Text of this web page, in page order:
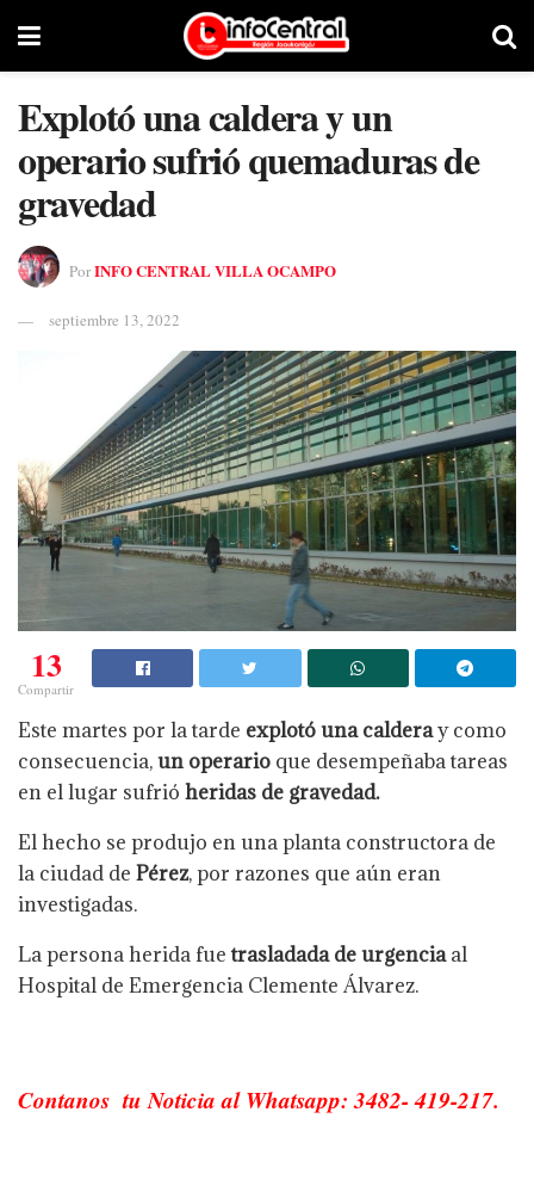
Explotó una caldera y un
operario sufrió quemaduras de
gravedad
PorINFO CENTRAL VILLA OCAMPO
septiembre 13, 2022
13
Compartir
Este martes por la tarde explotó una calderay como
consecuencia,un operario que desempeñaba tareas
en el lugar sufrió heridas de gravedad.
El hecho se produjo en una planta constructora de
la ciudad de Pérez, por razones que aún eran
investigadas.
La persona herida fuetrasladada de urgenciaal
Hospital de Emergencia Clemente Álvarez.
Contanos tu Noticia al Whatsapp: 3482- 419-217.